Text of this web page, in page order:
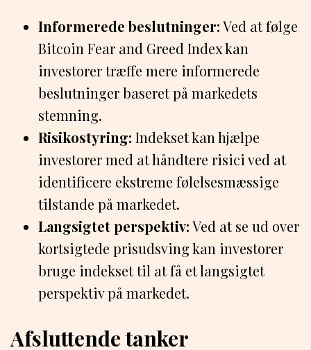
Informerede beslutninger:Ved at følge
Bitcoin Fear and Greed Index kan
investorer træffe mere informerede
beslutninger baseret på markedets
stemning.
Risikostyring: Indekset kan hjælpe
investorer med at håndtere risici ved at
identificere ekstreme følelsesmæssige
tilstande på markedet.
Langsigtet perspektiv:Ved at se ud over
kortsigtede prisudsving kan investorer
bruge indekset til at få et langsigtet
perspektiv på markedet.
Afsluttende tanker